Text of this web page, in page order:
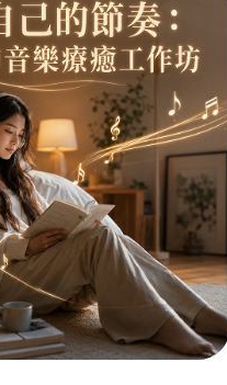
了增加身體的柔軟度、肌
群與背部肌群、矯正脊椎
在玩瑜珈裡發揮想像力、獨
母和小孩培養專注力、得
衡。
展運動的衣物，自備瑜伽墊
水可)
歲